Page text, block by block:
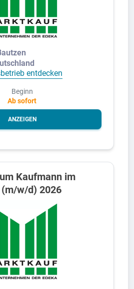
entdecken
Beginn
Ab sofort
ANZEIGEN
Kaufmann im
w/d) 2026